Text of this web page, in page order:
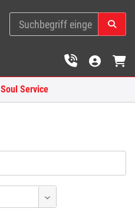
Soul Service